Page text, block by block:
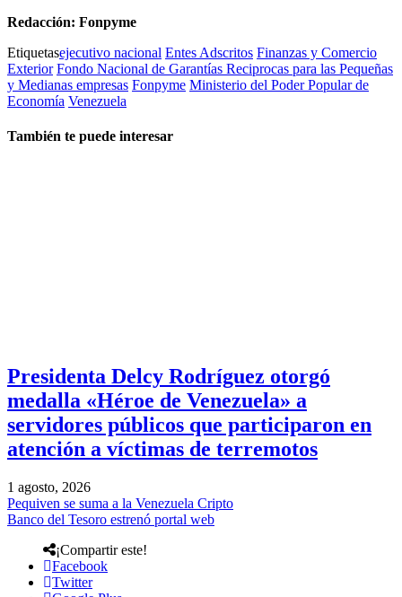
Redacción: Fonpyme
Etiquetasejecutivo nacional Entes Adscritos Finanzas y Comercio
Exterior Fondo Nacional de Garantías Reciprocas para las Pequeñas
y Medianas empresas Fonpyme Ministerio del Poder Popular de
Economía Venezuela
También te puede interesar
Presidenta Delcy Rodríguez otorgó
medalla «Héroe de Venezuela» a
servidores públicos que participaron en
atención a víctimas de terremotos
1 agosto, 2026
Pequiven se suma a la Venezuela Cripto
Banco del Tesoro estrenó portal web
¡Compartir este!
Facebook
Twitter